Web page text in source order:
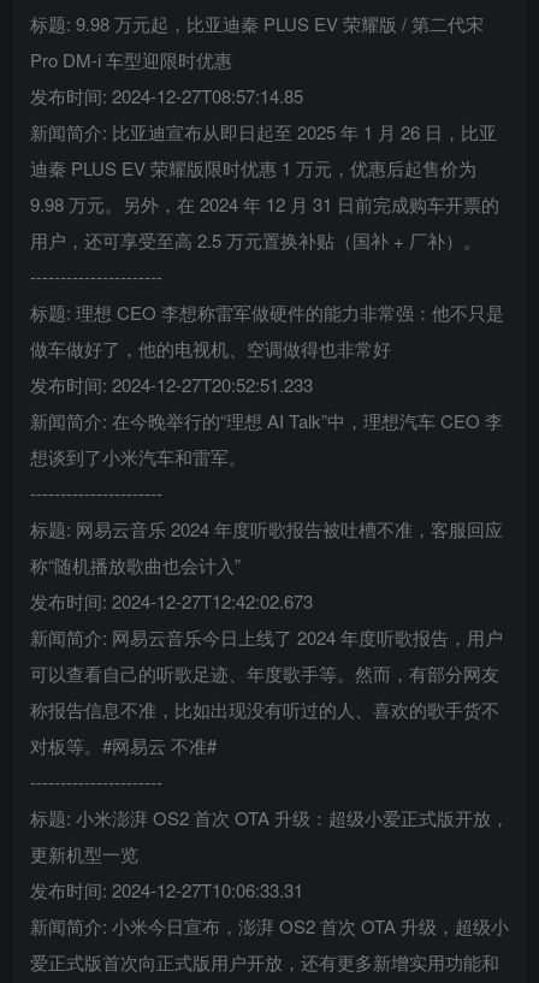
标题: 9.98 万元起，比亚迪秦 PLUS EV 荣耀版 / 第二代宋
Pro DM-i 车型迎限时优惠
发布时间: 2024-12-27T08:57:14.85
新闻简介: 比亚迪宣布从即日起至 2025 年 1 月 26 日，比亚
迪秦 PLUS EV 荣耀版限时优惠 1 万元，优惠后起售价为
9.98 万元。另外，在 2024 年 12 月 31 日前完成购车开票的
用户，还可享受至高 2.5 万元置换补贴（国补 + 厂补）。
----------------------
标题: 理想 CEO 李想称雷军做硬件的能力非常强：他不只是
做车做好了，他的电视机、空调做得也非常好
发布时间: 2024-12-27T20:52:51.233
新闻简介: 在今晚举行的“理想 AI Talk”中，理想汽车 CEO 李
想谈到了小米汽车和雷军。
----------------------
标题: 网易云音乐 2024 年度听歌报告被吐槽不准，客服回应
称“随机播放歌曲也会计入”
发布时间: 2024-12-27T12:42:02.673
新闻简介: 网易云音乐今日上线了 2024 年度听歌报告，用户
可以查看自己的听歌足迹、年度歌手等。然而，有部分网友
称报告信息不准，比如出现没有听过的人、喜欢的歌手货不
对板等。#网易云 不准#
----------------------
标题: 小米澎湃 OS2 首次 OTA 升级：超级小爱正式版开放，
更新机型一览
发布时间: 2024-12-27T10:06:33.31
新闻简介: 小米今日宣布，澎湃 OS2 首次 OTA 升级，超级小
爱正式版首次向正式版用户开放，还有更多新增实用功能和